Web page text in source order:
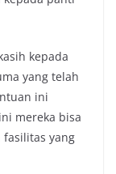
kepada
yang telah
ini
mereka bisa
yang